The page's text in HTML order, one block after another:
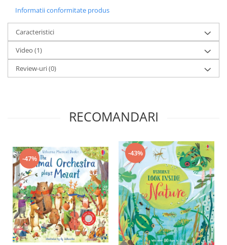
Informatii conformitate produs
Caracteristici
Video (1)
Review-uri(0)
RECOMANDARI
-47%
-43%